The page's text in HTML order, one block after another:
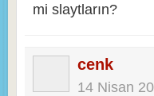
mi slaytların?
cenk
14 Nisan